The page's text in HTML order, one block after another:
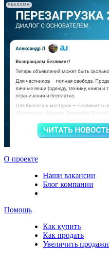
РЕКЛАМА
О проекте
Наши вакансии
Блог компании
Помощь
Как купить
Как продать
Увеличить продажи